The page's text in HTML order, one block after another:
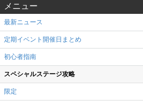
メニュー
最新ニュース
定期イベント開催日まとめ
初心者指南
スペシャルステージ攻略
限定